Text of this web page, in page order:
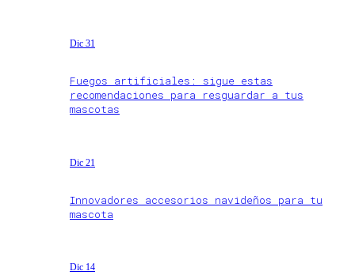
Dic 31
Fuegos artificiales: sigue estas
recomendaciones para resguardar a tus
mascotas
Dic 21
Innovadores accesorios navideños para tu
mascota
Dic 14